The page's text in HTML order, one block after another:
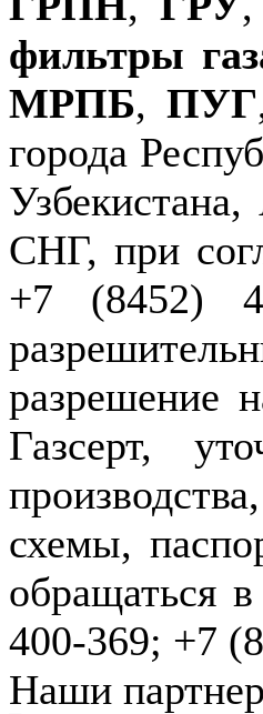
фильтры
МРПБ, ПУГ
города
СНГ, при
+7 (8452)
разрешение
Газсерт,
схемы,
обращаться
400-369; +7
Наши